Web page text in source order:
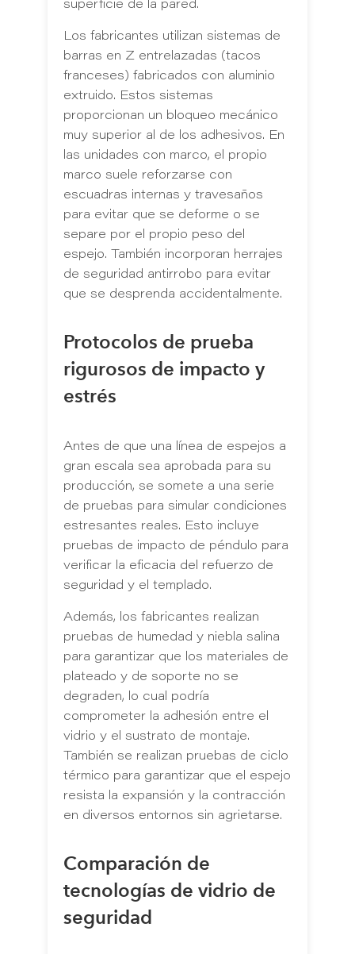
superficie de la pared.
Los fabricantes utilizan sistemas de
barras en Z entrelazadas (tacos
franceses) fabricados con aluminio
extruido. Estos sistemas
proporcionan un bloqueo mecánico
muy superior al de los adhesivos. En
las unidades con marco, el propio
marco suele reforzarse con
escuadras internas y travesaños
para evitar que se deforme o se
separe por el propio peso del
espejo. También incorporan herrajes
de seguridad antirrobo para evitar
que se desprenda accidentalmente.
Protocolos de prueba
rigurosos de impacto y
estrés
Antes de que una línea de espejos a
gran escala sea aprobada para su
producción, se somete a una serie
de pruebas para simular condiciones
estresantes reales. Esto incluye
pruebas de impacto de péndulo para
verificar la eficacia del refuerzo de
seguridad y el templado.
Además, los fabricantes realizan
pruebas de humedad y niebla salina
para garantizar que los materiales de
plateado y de soporte no se
degraden, lo cual podría
comprometer la adhesión entre el
vidrio y el sustrato de montaje.
También se realizan pruebas de ciclo
térmico para garantizar que el espejo
resista la expansión y la contracción
en diversos entornos sin agrietarse.
Comparación de
tecnologías de vidrio de
seguridad